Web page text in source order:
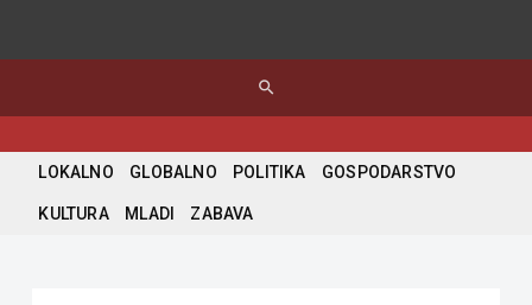
search
LOKALNO GLOBALNO POLITIKA GOSPODARSTVO
KULTURA MLADI ZABAVA